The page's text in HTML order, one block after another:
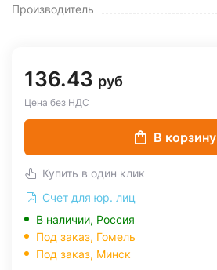
Производитель
136.43 руб
Цена без НДС
В корзину
Купить в один клик
Счет для юр. лиц
В наличии, Россия
Под заказ, Гомель
Под заказ, Минск